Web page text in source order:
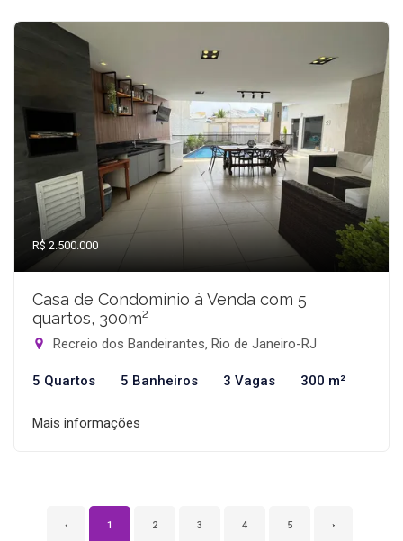
R$ 2.500.000
Casa de Condomínio à Venda com 5
quartos, 300m²
Recreio dos Bandeirantes, Rio de Janeiro-RJ
5 Quartos 5 Banheiros 3 Vagas 300 m²
Mais informações
‹ 1 2 3 4 5 ›